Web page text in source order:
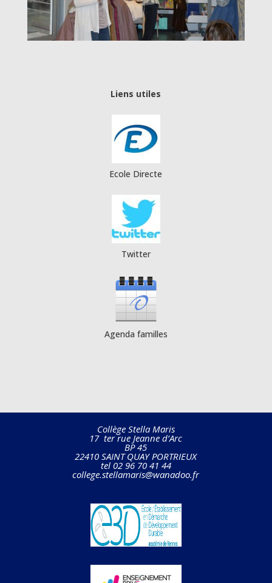
Liens utiles
Ecole Directe
Twitter
Agenda familles
Collège Stella Maris
17 ter rue Jeanne d’Arc
BP 45
22410 SAINT QUAY PORTRIEUX
tel 02 96 70 41 44
college.stellamaris@wanadoo.fr